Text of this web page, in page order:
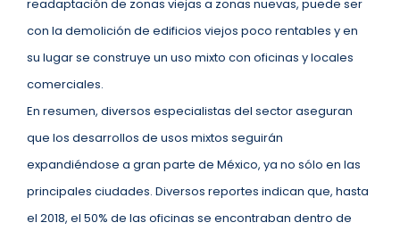
readaptación de zonas viejas a zonas nuevas, puede ser
con la demolición de edificios viejos poco rentables y en
su lugar se construye un uso mixto con oficinas y locales
comerciales.
En resumen, diversos especialistas del sector aseguran
que los desarrollos de usos mixtos seguirán
expandiéndose a gran parte de México, ya no sólo en las
principales ciudades. Diversos reportes indican que, hasta
el 2018, el 50% de las oficinas se encontraban dentro de